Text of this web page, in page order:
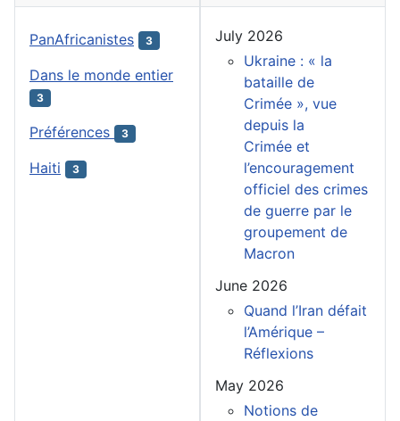
PanAfricanistes 3
Dans le monde entier
3
Préférences 3
Haiti 3
July 2026
Ukraine : « la
bataille de
Crimée », vue
depuis la
Crimée et
l’encouragement
officiel des crimes
de guerre par le
groupement de
Macron
June 2026
Quand l’Iran défait
l’Amérique –
Réflexions
May 2026
Notions de